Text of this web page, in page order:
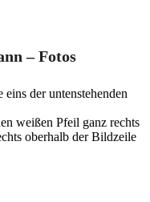
– Fotos
der untenstehenden
weißen Pfeil ganz rechts
oberhalb der Bildzeile